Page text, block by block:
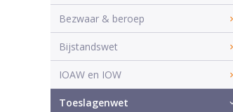
Bezwaar & beroep
Bijstandswet
IOAW en IOW
Toeslagenwet